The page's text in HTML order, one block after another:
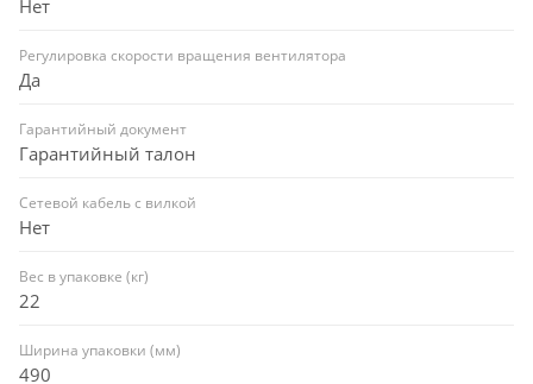
Нет
Регулировка скорости вращения вентилятора
Да
Гарантийный документ
Гарантийный талон
Сетевой кабель с вилкой
Нет
Вес в упаковке (кг)
22
Ширина упаковки (мм)
490